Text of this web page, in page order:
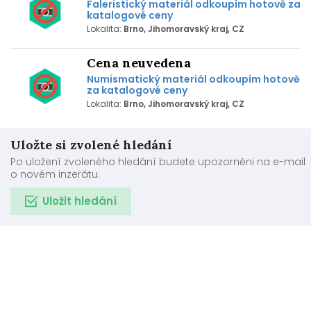
Faleristický materiál odkoupím hotově za
katalogové ceny
Lokalita: Brno, Jihomoravský kraj, CZ
Cena neuvedena
Numismatický materiál odkoupím hotově
za katalogové ceny
Lokalita: Brno, Jihomoravský kraj, CZ
Uložte si zvolené hledání
Po uložení zvoleného hledání budete upozorněni na e-mail
o novém inzerátu.
Uložit hledání